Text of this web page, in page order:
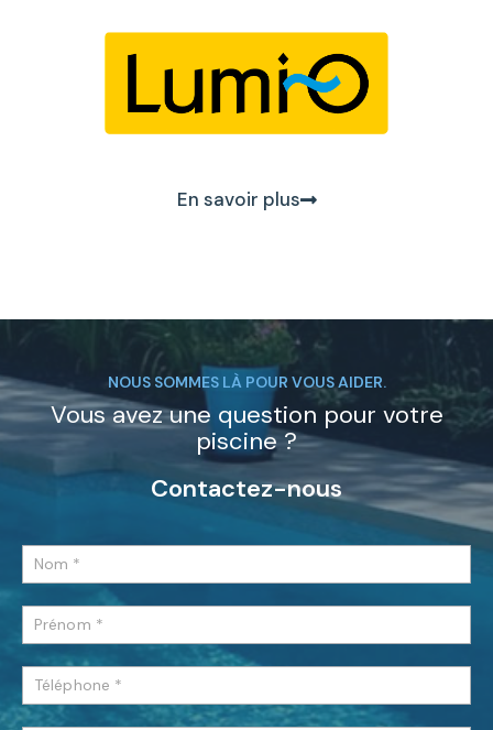
En savoir plus
NOUS SOMMES LÀ POUR VOUS AIDER.
Vous avez une question pour votre
piscine ?
Contactez-nous
Contactez-
nous
Formulaire